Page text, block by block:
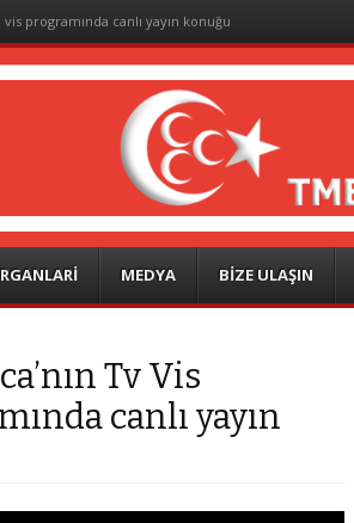
vis programında canlı yayın konuğu
MEDYA BİZE ULAŞIN
Tv Vis
canlı yayın